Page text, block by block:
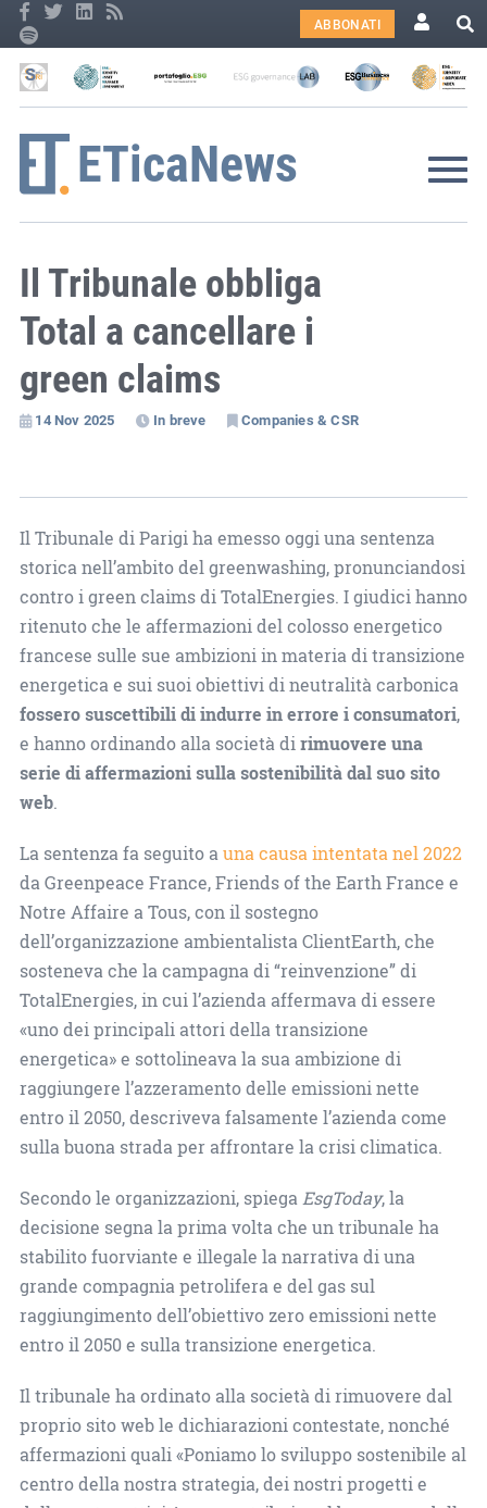
ABBONATI
Il Tribunale obbliga
Total a cancellare i
green claims
14 Nov 2025 In breve Companies & CSR
Il Tribunale di Parigi ha emesso oggi una sentenza
storica nell’ambito del greenwashing, pronunciandosi
contro i green claims di TotalEnergies. I giudici hanno
ritenuto che le affermazioni del colosso energetico
francese sulle sue ambizioni in materia di transizione
energetica e sui suoi obiettivi di neutralità carbonica
fossero suscettibili di indurre in errore i consumatori,
e hanno ordinando alla società dirimuovere una
serie di affermazioni sulla sostenibilità dal suo sito
web.
La sentenza fa seguito auna causa intentata nel 2022
da Greenpeace France, Friends of the Earth France e
Notre Affaire a Tous, con il sostegno
dell’organizzazione ambientalista ClientEarth, che
sosteneva che la campagna di “reinvenzione” di
TotalEnergies, in cui l’azienda affermava di essere
«uno dei principali attori della transizione
energetica» e sottolineava la sua ambizione di
raggiungere l’azzeramento delle emissioni nette
entro il 2050, descriveva falsamente l’azienda come
sulla buona strada per affrontare la crisi climatica.
Secondo le organizzazioni, spiegaEsgToday, la
decisione segna la prima volta che un tribunale ha
stabilito fuorviante e illegale la narrativa di una
grande compagnia petrolifera e del gas sul
raggiungimento dell’obiettivo zero emissioni nette
entro il 2050 e sulla transizione energetica.
Il tribunale ha ordinato alla società di rimuovere dal
proprio sito web le dichiarazioni contestate, nonché
affermazioni quali «Poniamo lo sviluppo sostenibile al
centro della nostra strategia, dei nostri progetti e